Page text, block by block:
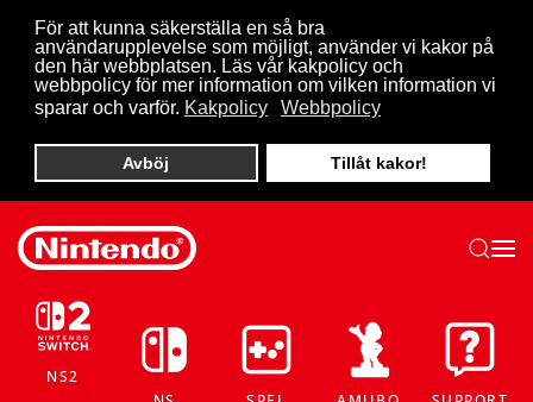
För att kunna säkerställa en så bra
användarupplevelse som möjligt, använder vi kakor på
den här webbplatsen. Läs vår kakpolicy och
webbpolicy för mer information om vilken information vi
sparar och varför. Kakpolicy Webbpolicy
Avböj Tillåt kakor!
Skip to main content
NS2